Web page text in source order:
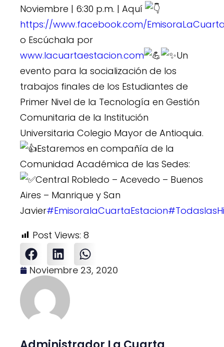
Noviembre | 6:30 p.m. | Aquí
https://www.facebook.com/
o Escúchala por
www.lacuartaestacion.com
Un
evento para la socialización de los
trabajos finales de los Estudiantes de
Primer Nivel de la Tecnología en Gestión
Comunitaria de la Institución
Universitaria Colegio Mayor de Antioquia.
Estaremos en compañía de la
Comunidad Académica de las Sedes:
Central Robledo – Acevedo – Buenos
Aires – Manrique y San
Javier#EmisoralaCuartaEstacion
Post Views: 8
Noviembre 23, 2020